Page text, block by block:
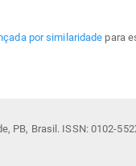
por similaridade para
PB, Brasil. ISSN: 0102-